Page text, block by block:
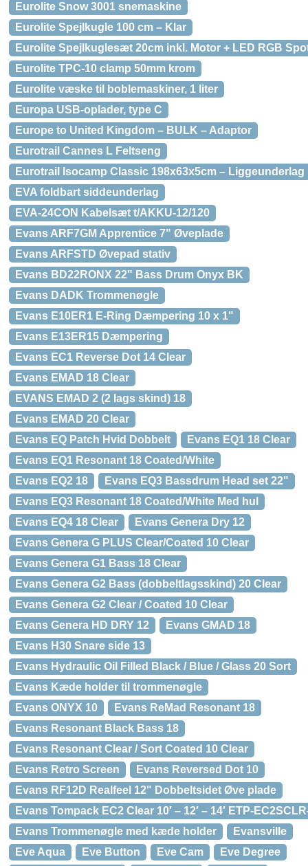
Eurolite Snow 3001 snemaskine
Eurolite Spejlkugle 100 cm – Klar
Eurolite Spejlkuglesæt 20cm inkl. Motor + LED RGB
Eurolite TPC-10 clamp 50mm krom
Eurolite væske til boblemaskiner, 1 liter
Europa USB-oplader, type C
Europe to United Kingdom – BULK – Adaptor
Eurotrail Cannes L Feltseng
Eurotrail Isocamp Classic 198x63x5cm – Liggeunderlag
EVA foldbart siddeunderlag
EVA-24CON Kabelsæt t/AKKU-12/120
Evans ARF7GM Apprentice 7" Øveplade
Evans ARFSTD Øvepad stativ
Evans BD22RONX 22" Bass Drum Onyx BK
Evans DADK Trommenøgle
Evans E10ER1 E-Ring Dæmpering 10 x 1"
Evans E13ER15 Dæmpering
Evans EC1 Reverse Dot 14 Clear
Evans EMAD 18 Clear
EVANS EMAD 2 (2 lags skind) 18
Evans EMAD 20 Clear
Evans EQ Patch Hvid Dobbelt
Evans EQ1 18 Clear
Evans EQ1 Resonant 18 Coated/White
Evans EQ2 18
Evans EQ3 Bassdrum Head set 22"
Evans EQ3 Resonant 18 Coated/White Med hul
Evans EQ4 18 Clear
Evans Genera Dry 12
Evans Genera G PLUS Clear/Coated 10 Clear
Evans Genera G1 Bass 18 Clear
Evans Genera G2 Bass (dobbeltlagsskind) 20 Clear
Evans Genera G2 Clear / Coated 10 Clear
Evans Genera HD DRY 12
Evans GMAD 18
Evans H30 Snare side 13
Evans Hydraulic Oil Filled Black / Blue / Glass 20 Sort
Evans Kæde holder til trommenøgle
Evans ONYX 10
Evans ReMad Resonant 18
Evans Resonant Black Bass 18
Evans Resonant Clear / Sort Coated 10 Clear
Evans Retro Screen
Evans Reversed Dot 10
Evans RF12D Realfeel 12" Dobbeltsidet Øve plade
Evans Tompack EC2 Clear 10′ – 12′ – 14′ ETP-
Evans Trommenøgle med kæde holder
Evansville
Eve Aqua
Eve Button Eve Cam
Eve Degree